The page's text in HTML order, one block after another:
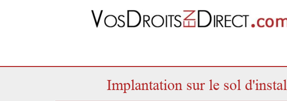
Implantation sur le sol